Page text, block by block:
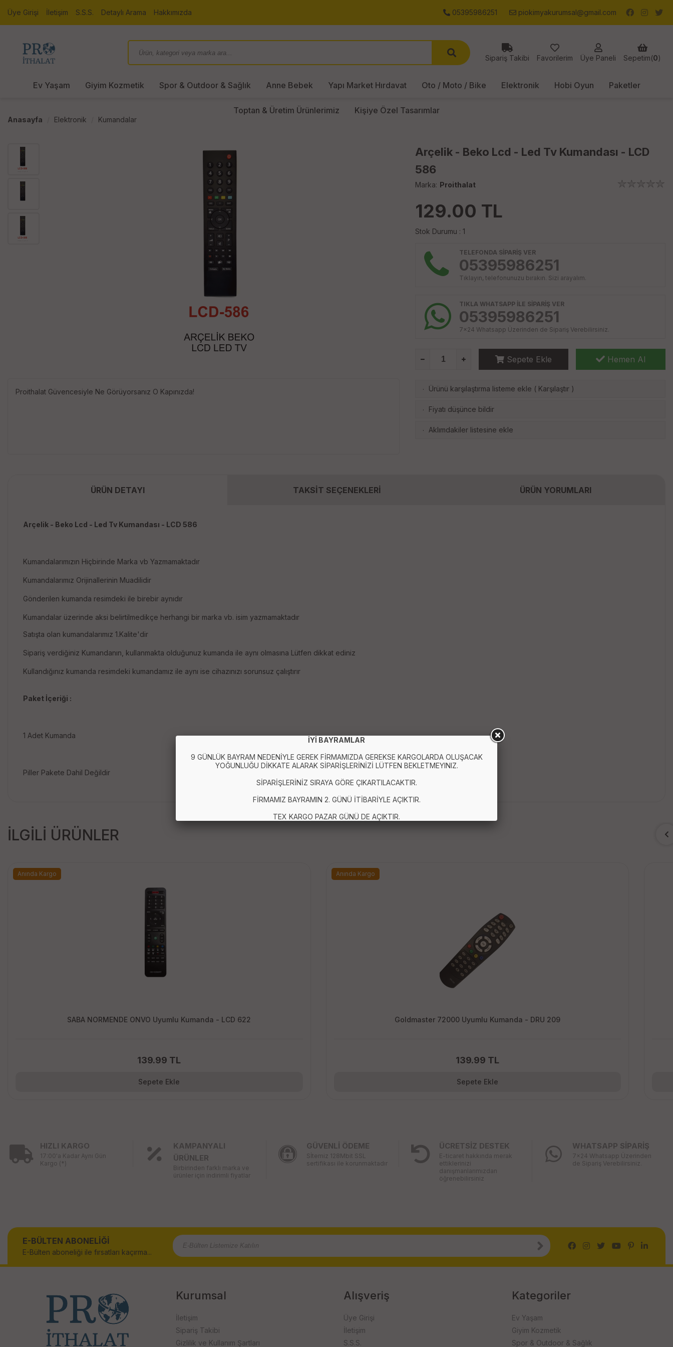
Üye Girişi İletişim S.S.S. Detaylı Arama Hakkımızda 05395986251 piokimyakurumsal@gmail.com
Sipariş Takibi Favorilerim Üye Paneli Sepetim(0)
Ev Yaşam Giyim Kozmetik Spor & Outdoor & Sağlık Anne Bebek Yapı Market Hırdavat Oto / Moto / Bike Elektronik Hobi Oyun Paketler
Toptan & Üretim Ürünlerimiz Kişiye Özel Tasarımlar
Anasayfa Elektronik Kumandalar
Proithalat Güvencesiyle Ne Görüyorsanız O Kapınızda!
Arçelik - Beko Lcd - Led Tv Kumandası - LCD
586
Marka: Proithalat
129.00 TL
Stok Durumu : 1
TELEFONDA SİPARİŞ VER
05395986251
Tıklayın, telefonunuzu bırakın. Sizi arayalım.
TIKLA WHATSAPP İLE SİPARİŞ VER
05395986251
7x24 Whatsapp Üzerinden de Sipariş Verebilirsiniz.
Sepete Ekle Hemen Al
· Ürünü karşılaştırma listeme ekle ( Karşılaştır )
· Fiyatı düşünce bildir
· Aklımdakiler listesine ekle
ÜRÜN DETAYI TAKSİT SEÇENEKLERİ ÜRÜN YORUMLARI
Arçelik - Beko Lcd - Led Tv Kumandası - LCD 586
Kumandalarımızın Hiçbirinde Marka vb Yazmamaktadır
Kumandalarımız Orijinallerinin Muadilidir
Gönderilen kumanda resimdeki ile birebir aynıdır
Kumandalar üzerinde aksi belirtilmedikçe herhangi bir marka vb. isim yazmamaktadır
Satışta olan kumandalarımız 1.Kalite'dir
Sipariş verdiğiniz Kumandanın, kullanmakta olduğunuz kumanda ile aynı olmasına Lütfen dikkat ediniz
Kullandığınız kumanda resimdeki kumandamız ile aynı ise cihazınızı sorunsuz çalıştırır
Paket İçeriği :
1 Adet Kumanda
Piller Pakete Dahil Değildir
İLGİLİ ÜRÜNLER
SABA NORMENDE ONVO Uyumlu Kumanda - LCD 622
139.99 TL
Anında Kargo
Sepete Ekle
Goldmaster 72000 Uyumlu Kumanda - DRU 209
139.99 TL
Anında Kargo
Sepete Ekle
HIZLI KARGO
17:00'a Kadar Aynı Gün
Kargo (*)
KAMPANYALI
ÜRÜNLER
Birbirinden farklı marka ve
ürünler için indirimli fiyatlar
GÜVENLİ ÖDEME
Sİtemiz 128Mbit SSL
sertifikası ile korunmaktadır
ÜCRETSİZ DESTEK
E-ticaret hakkında merak
ettiklerinizi
danışmanlarımızdan
öğrenebilirsiniz
WHATSAPP SİPARİŞ
7x24 Whatsapp Üzerinden
de Sipariş Verebilirsiniz.
E-BÜLTEN ABONELİĞİ
E-Bülten aboneliği ile fırsatları kaçırma...
Kurumsal
İletişim
Sipariş Takibi
Gizlilik ve Kullanım Şartları
Alışveriş
Üye Girişi
İletişim
S.S.S.
Kategoriler
Ev Yaşam
Giyim Kozmetik
Spor & Outdoor & Sağlık
İYİ BAYRAMLAR
9 GÜNLÜK BAYRAM NEDENİYLE GEREK FİRMAMIZDA GEREKSE KARGOLARDA OLUŞACAK
YOĞUNLUĞU DİKKATE ALARAK SİPARİŞLERİNİZİ LÜTFEN BEKLETMEYINIZ.
SİPARİŞLERİNİZ SIRAYA GÖRE ÇIKARTILACAKTIR.
FİRMAMIZ BAYRAMIN 2. GÜNÜ İTİBARİYLE AÇIKTIR.
TEX KARGO PAZAR GÜNÜ DE AÇIKTIR.